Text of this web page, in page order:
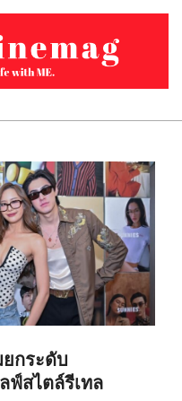
กระดับ
สไตล์รีเทล